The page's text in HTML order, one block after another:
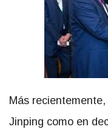
Más
Jinping como en